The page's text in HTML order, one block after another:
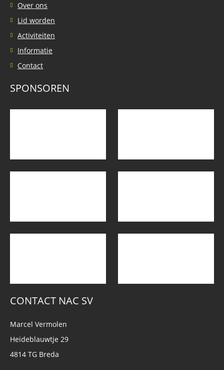
Over ons
Lid worden
Activiteiten
Informatie
Contact
SPONSOREN
CONTACT NAC SV
Marcel Vermolen
Heideblauwtje 29
4814 TG Breda